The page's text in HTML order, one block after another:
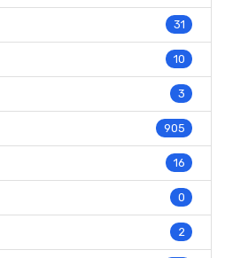
31
10
3
905
16
0
2